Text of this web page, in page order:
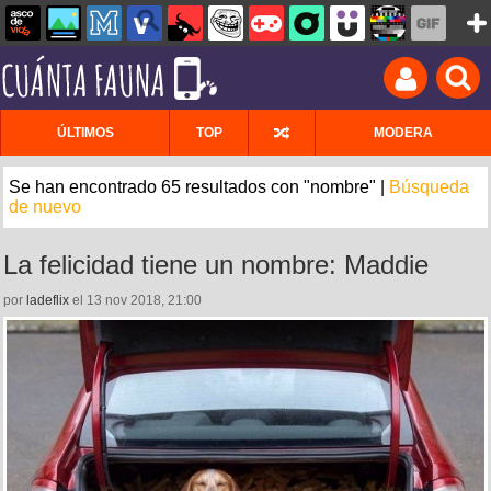
ÚLTIMOS TOP MODERA
Se han encontrado 65 resultados con "nombre" |
Búsqueda
de nuevo
La felicidad tiene un nombre: Maddie
por ladeflix el 13 nov 2018, 21:00